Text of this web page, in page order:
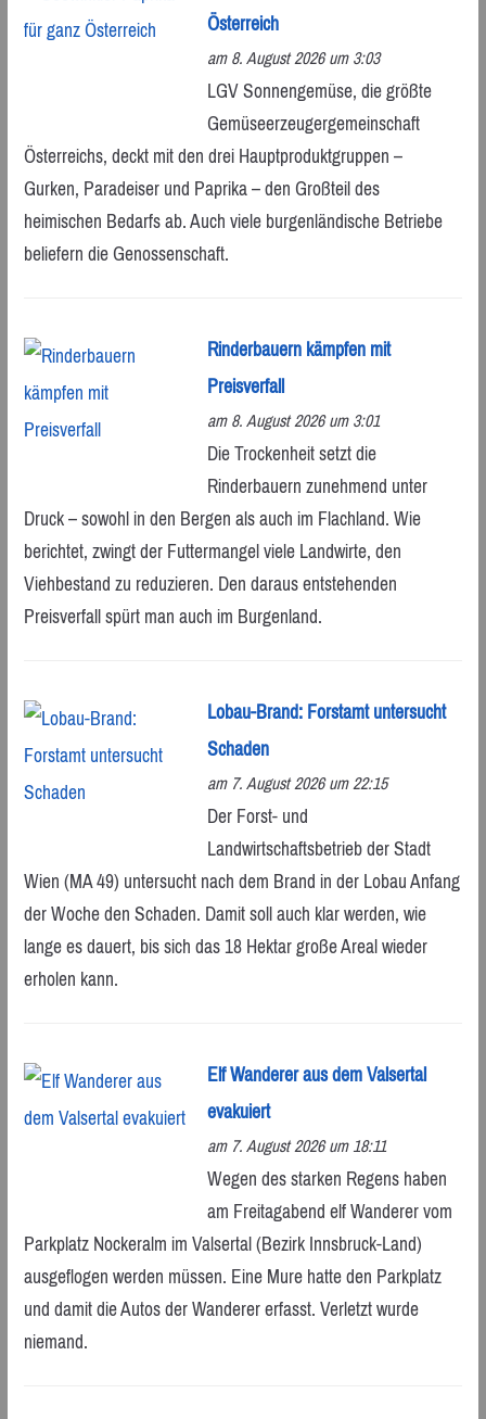
Österreich
am 8. August 2026 um 3:03
LGV Sonnengemüse, die größte
Gemüseerzeugergemeinschaft
Österreichs, deckt mit den drei Hauptproduktgruppen –
Gurken, Paradeiser und Paprika – den Großteil des
heimischen Bedarfs ab. Auch viele burgenländische Betriebe
beliefern die Genossenschaft.
Rinderbauern kämpfen mit
Preisverfall
am 8. August 2026 um 3:01
Die Trockenheit setzt die
Rinderbauern zunehmend unter
Druck – sowohl in den Bergen als auch im Flachland. Wie
berichtet, zwingt der Futtermangel viele Landwirte, den
Viehbestand zu reduzieren. Den daraus entstehenden
Preisverfall spürt man auch im Burgenland.
Lobau-Brand: Forstamt untersucht
Schaden
am 7. August 2026 um 22:15
Der Forst- und
Landwirtschaftsbetrieb der Stadt
Wien (MA 49) untersucht nach dem Brand in der Lobau Anfang
der Woche den Schaden. Damit soll auch klar werden, wie
lange es dauert, bis sich das 18 Hektar große Areal wieder
erholen kann.
Elf Wanderer aus dem Valsertal
evakuiert
am 7. August 2026 um 18:11
Wegen des starken Regens haben
am Freitagabend elf Wanderer vom
Parkplatz Nockeralm im Valsertal (Bezirk Innsbruck-Land)
ausgeflogen werden müssen. Eine Mure hatte den Parkplatz
und damit die Autos der Wanderer erfasst. Verletzt wurde
niemand.